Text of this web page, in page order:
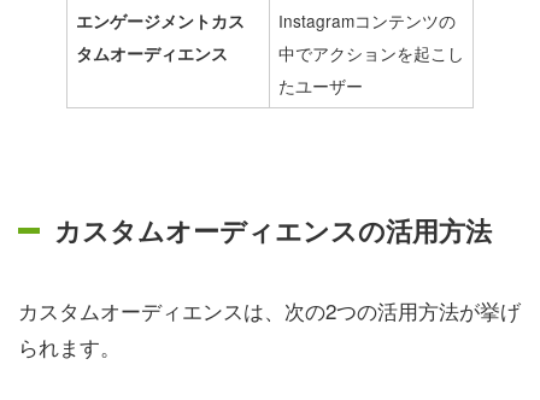
エンゲージメントカス
タムオーディエンス
Instagramコンテンツの
中でアクションを起こし
たユーザー
カスタムオーディエンスの活用方法
カスタムオーディエンスは、次の2つの活用方法が挙げ
られます。